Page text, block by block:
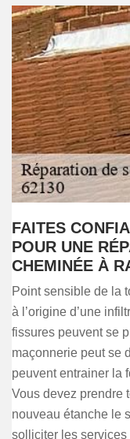
FAITES
POUR UNE
CHEMINÉE À
Point sensible de la
à l’origine d’une
fissures peuvent se
maçonnerie peut se
peuvent entrainer la
Vous devez prendre
nouveau étanche le
solliciter les